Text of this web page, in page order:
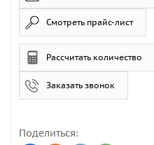
Смотреть прайс-лист
Рассчитать количество
Заказать звонок
Поделиться: